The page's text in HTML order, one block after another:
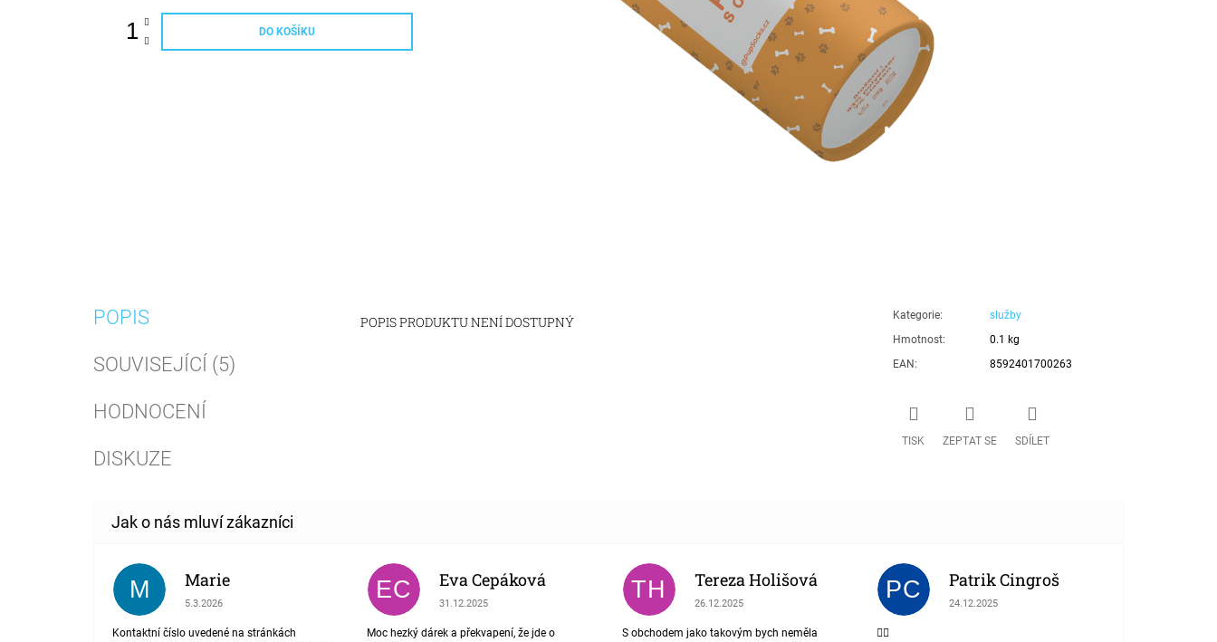
DO KOŠÍKU
POPIS
SOUVISEJÍCÍ (5)
HODNOCENÍ
DISKUZE
POPIS PRODUKTU NENÍ DOSTUPNÝ Kategorie:
služby
Hmotnost:
0.1 kg
EAN : 8592401700263
TISK ZEPTAT SE SDÍLET
M Marie
Hodnocení obchodu je 1 z 5 hvězdiček.
5.3.2026
Kontaktní číslo uvedené na stránkách
EC Eva Cepáková
Hodnocení obchodu je 5 z 5 hvězdiček.
31.12.2025
Moc hezký dárek a překvapení, že jde o
TH Tereza Holišová
Hodnocení obchodu je 4 z 5 hvězdiček.
26.12.2025
S obchodem jako takovým bych neměla
PC Patrik Cingroš
Hodnocení obchodu je 5 z 5 hvězdiček.
24.12.2025
👍🏾